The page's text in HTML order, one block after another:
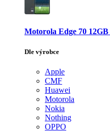
Motorola Edge 70
Dle výrobce
Apple
CMF
Huawei
Motorola
Nokia
Nothing
OPPO